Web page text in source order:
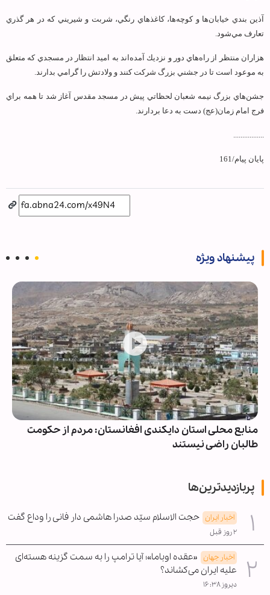
آذين بندي خيابان‌ها و كوچه‌ها، كاغذهاي رنگي، شربت و شيريني كه در هر گذري
تعارف مي‌شود.
هزاران منتظر از راه‌هاي دور و نزديك آمده‌اند به اميد انتظار در مسجدي كه متعلق
به موعود است تا در جشني بزرگ شركت كنند و ولادتش را گرامي بدارند.
جشن‌هاي بزرگ نيمه شعبان لحظاتي پيش در مسجد مقدس آغاز شد تا همه براي
فرج امام زمان(عج) دست به دعا بردارند.
.................
پایان پیام/161
پیشنهاد ویژه
منابع محلی استان دایکندی افغانستان: مردم از حکومت
طالبان راضی نیستند
پربازدیدترین‌ها
اخبار ایران حجت الاسلام سیّد صدرا هاشمی دار فانی را وداع گفت
۲ روز قبل
اخبار جهان «عقده اوباما»؛ آیا ترامپ را به سمت گزینه هسته‌ای
علیه ایران می‌کشاند؟
دیروز ۱۶:۳۸